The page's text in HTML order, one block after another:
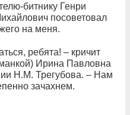
битнику Генри
посоветовал
на меня.
ребята! – кричит
Ирина Павловна
Н.М. Трегубова. – Нам
зачахнем.